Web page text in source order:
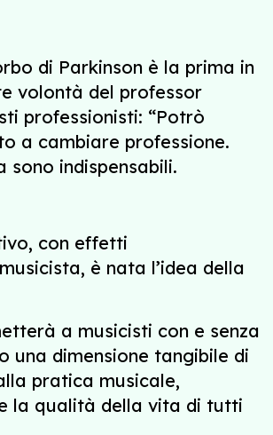
di Parkinson è la prima in
volontà del professor
professionisti: “Potrò
a cambiare professione.
indispensabili.
con effetti
è nata l’idea della
a musicisti con e senza
dimensione tangibile di
pratica musicale,
la qualità della vita di tutti